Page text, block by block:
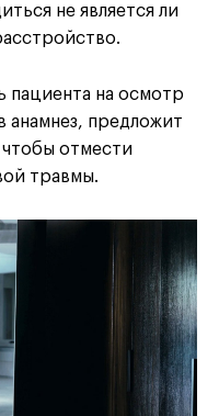
не является ли
пациента на осмотр
анамнез, предложит
отмести
травмы.